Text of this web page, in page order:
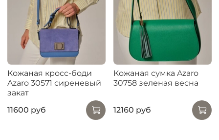
Кожаная кросс-боди
Azaro 30571 сиреневый
закат
11600 руб
Кожаная сумка Azaro
30758 зеленая весна
12160 руб